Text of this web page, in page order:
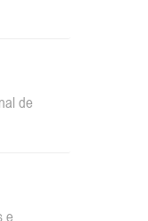
de
e